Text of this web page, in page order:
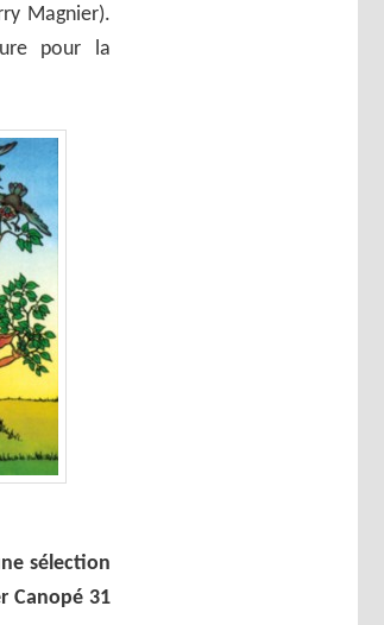
Magnier).
pour la
sélection
Canopé 31